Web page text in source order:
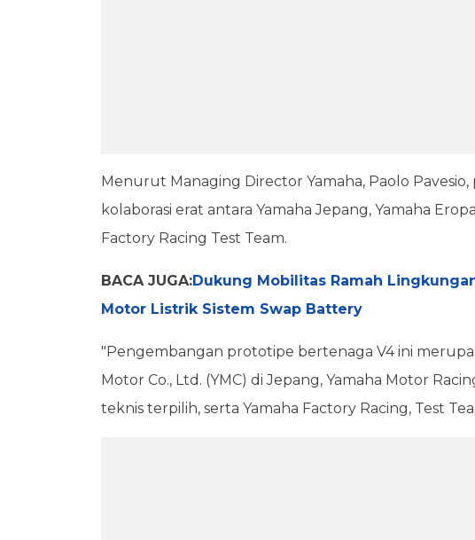
Menurut Managing Director Yamaha, Paolo
kolaborasi erat antara Yamaha Jepang, Yamaha
Factory Racing Test Team.
BACA JUGA:Dukung Mobilitas Ramah
Motor Listrik Sistem Swap Battery
"Pengembangan prototipe bertenaga V4 ini
Motor Co., Ltd. (YMC) di Jepang, Yamaha Motor
teknis terpilih, serta Yamaha Factory Racing, Test